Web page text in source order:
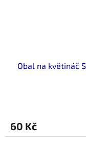
Obal na květináč
60 Kč